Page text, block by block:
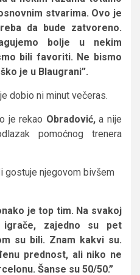
stvarima. Ovo je
da bude zatvoreno.
bolje u nekim
bili favoriti. Ne bismo
je u Blaugrani”.
dobio ni minut večeras.
je rekao Obradović,a nije
pomoćnog trenera
gostuje njegovom bivšem
je top tim. Na svakoj
igrače, zajedno su pet
su bili. Znam kakvi su.
prednost, ali niko ne
Šanse su 50/50.”